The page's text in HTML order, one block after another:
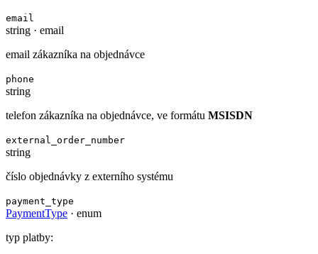
email
string · email
email zákazníka na objednávce
phone
string
telefon zákazníka na objednávce, ve formátu MSISDN
external_order_number
string
číslo objednávky z externího systému
payment_type
PaymentType · enum
typ platby: